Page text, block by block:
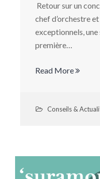
Retour sur un
chef d’orchestre
exceptionnels,
première…
Read More
Conseils &